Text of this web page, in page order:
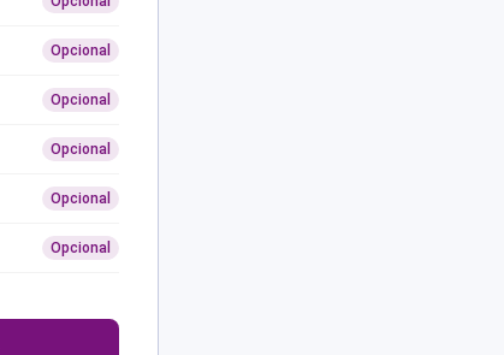
Opcional
Opcional
Opcional
Opcional
Opcional